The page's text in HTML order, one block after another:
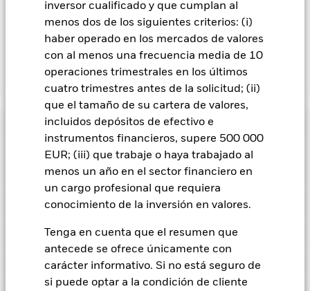
inversor cualificado y que cumplan al
menos dos de los siguientes criterios: (i)
haber operado en los mercados de valores
con al menos una frecuencia media de 10
operaciones trimestrales en los últimos
cuatro trimestres antes de la solicitud; (ii)
que el tamaño de su cartera de valores,
incluidos depósitos de efectivo e
instrumentos financieros, supere 500 000
EUR; (iii) que trabaje o haya trabajado al
menos un año en el sector financiero en
un cargo profesional que requiera
conocimiento de la inversión en valores.
Tenga en cuenta que el resumen que
antecede se ofrece únicamente con
carácter informativo. Si no está seguro de
si puede optar a la condición de cliente
valores. Debido a que el reparto de los ingresos por préstamos
de valores no incrementa los costes de funcionamiento del
Fondo, esto ha quedado excluido de los gastos corrientes.
BGF Asian Tiger Bond Fund
Rentabilidad
Gráfico de rendimiento
Ver gráfico completo
Rentabilidad
El riesgo de crédito, los cambios en los tipos de interés y/o los
impagos de los emisores tendrán un impacto significativo en
la rentabilidad de los títulos de renta fija. Las rebajas de la
calificación de solvencia potenciales o reales pueden
suelen ser más sensibles a las condiciones económicas y
políticas que los mercados desarrollados. Entre otros factores
se encuentra un mayor «riesgo de liquidez», mayores
restricciones a la inversión o transmisión de activos,
fallos/retrasos en la entrega de valores o pagos debidos al
Fondo, y también riesgos relacionados con la sostenibilidad.
Datos clave
Activos netos del Fondo USD 2.031.335.366
Fecha de lanzamiento del
Divisa base
Características del Fondo
a 30 jun 2026
Beta de las acciones a 3 años
Indicador de riesgo
Calificaciones